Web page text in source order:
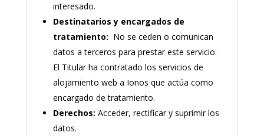
interesado.
Destinatarios y encargados de
tratamiento: No se ceden o comunican
datos a terceros para prestar este servicio.
El Titular ha contratado los servicios de
alojamiento web a Ionos que actúa como
encargado de tratamiento.
Derechos: Acceder, rectificar y suprimir los
datos.